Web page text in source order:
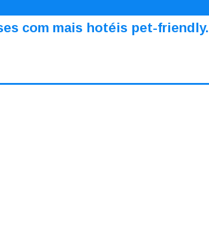
com mais hotéis pet-friendly.